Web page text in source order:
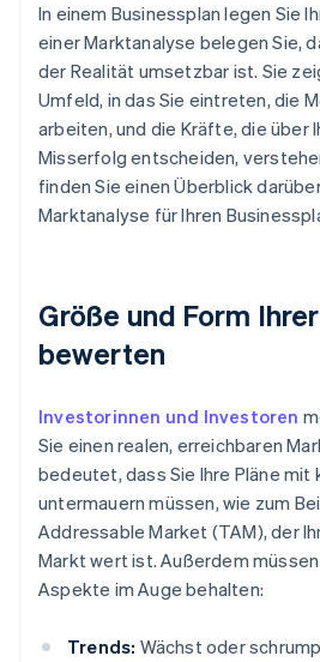
In einem Businessplan legen Sie
einer Marktanalyse belegen Sie,
der Realität umsetzbar ist. Sie
Umfeld, in das Sie eintreten, die
arbeiten, und die Kräfte, die über
Misserfolg entscheiden,
finden Sie einen Überblick
Marktanalyse für Ihren
Größe und Form
bewerten
Investorinnen und Investoren
Sie einen realen, erreichbaren
bedeutet, dass Sie Ihre Pläne mit
untermauern müssen, wie zum
Addressable Market (TAM), der
Markt wert ist. Außerdem
Aspekte im Auge behalten:
Trends: Wächst oder